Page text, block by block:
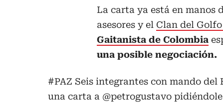
La carta ya está en manos
asesores y el Clan del Golfo
Gaitanista de Colombia
una posible negociación.
#PAZ Seis integrantes con mando
una carta a @petrogustavo pidiéndole